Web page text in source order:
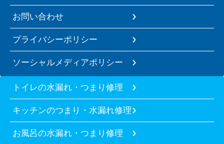
お問い合わせ
プライバシーポリシー
ソーシャルメディアポリシー
トイレの水漏れ・つまり修理
キッチンのつまり・水漏れ修理
お風呂の水漏れ・つまり修理